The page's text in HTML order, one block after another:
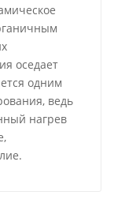
оседает
одним
ведь
нагрев